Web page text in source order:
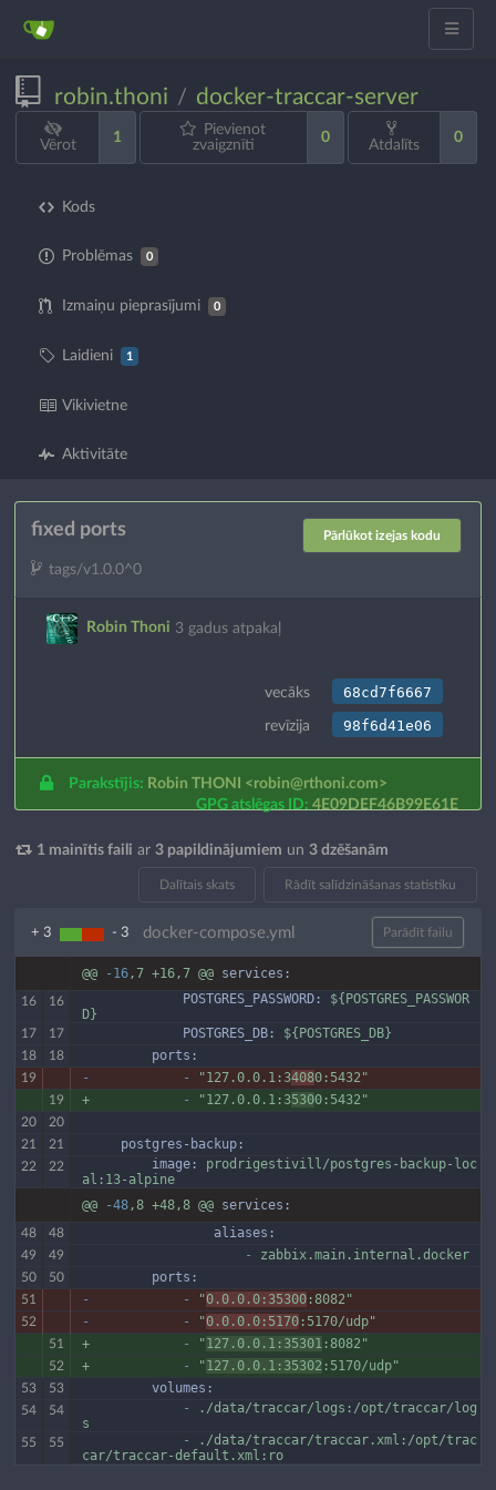
robin.thoni / docker-traccar-server
Vērot
1
Pievienot
zvaigznīti
0
Atdalīts
0
Kods
Problēmas 0
Izmaiņu pieprasījumi 0
Laidieni 1
Vikivietne
Aktivitāte
Pārlūkot izejas kodu
fixed ports
tags/v1.0.0^0
Robin Thoni 3 gadus atpakaļ
vecāks 68cd7f6667
revīzija 98f6d41e06
Parakstījis: Robin THONI
<robin@rthoni.com>
GPG atslēgas ID: 4E09DEF46B99E61E
1 mainītis faili ar 3 papildinājumiem un 3 dzēšanām
Dalītais skats Rādīt salīdzināšanas statistiku
+ 3 - 3 docker-compose.yml Parādīt failu
@@ -16,7 +16,7 @@ services:
16 16
             POSTGRES_PASSWORD:
${POSTGRES_PASSWOR
D}
17 17
             POSTGRES_DB:
${POSTGRES_DB}
18 18
         ports:
19 - - "127.0.0.1:34080:5432"
19 + - "127.0.0.1:35300:5432"
20
20
21
21
     postgres-backup:
22 22
         image:
prodrigestivill/postgres-backup-loc
al:13-alpine
@@
-48,8 +48,8 @@ services:
48 48
                 aliases:
49 49
                     -
zabbix.main.internal.docker
50 50
         ports:
51 - - "0.0.0.0:35300 :8082"
52 - - "0.0.0.0:5170 :5170/udp"
51 + - "127.0.0.1:35301 :8082"
52 + - "127.0.0.1:35302 :5170/udp"
53 53
         volumes:
54 54
             -
./data/traccar/logs:/opt/traccar/log
s
55 55
             -
./data/traccar/traccar.xml:/opt/trac
car/traccar-default.xml:ro